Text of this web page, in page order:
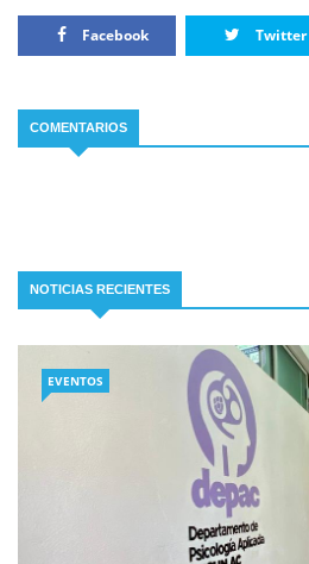
Facebook Twitter
COMENTARIOS
NOTICIAS RECIENTES
EVENTOS